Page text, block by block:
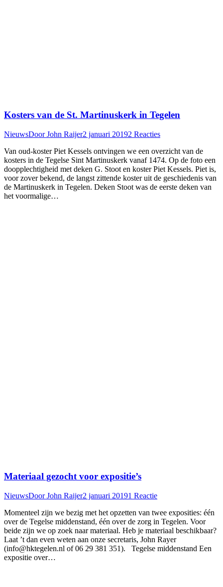
Kosters van de St. Martinuskerk in Tegelen
NieuwsDoorJohn Raijer2 januari 20192 Reacties
Van oud-koster Piet Kessels ontvingen we een overzicht van de
kosters in de Tegelse Sint Martinuskerk vanaf 1474. Op de foto een
doopplechtigheid met deken G. Stoot en koster Piet Kessels. Piet is,
voor zover bekend, de langst zittende koster uit de geschiedenis van
de Martinuskerk in Tegelen. Deken Stoot was de eerste deken van
het voormalige…
Materiaal gezocht voor expositie’s
NieuwsDoorJohn Raijer2 januari 20191 Reactie
Momenteel zijn we bezig met het opzetten van twee exposities: één
over de Tegelse middenstand, één over de zorg in Tegelen. Voor
beide zijn we op zoek naar materiaal. Heb je materiaal beschikbaar?
Laat ’t dan even weten aan onze secretaris, John Rayer
(info@hktegelen.nl of 06 29 381 351). Tegelse middenstand Een
expositie over…